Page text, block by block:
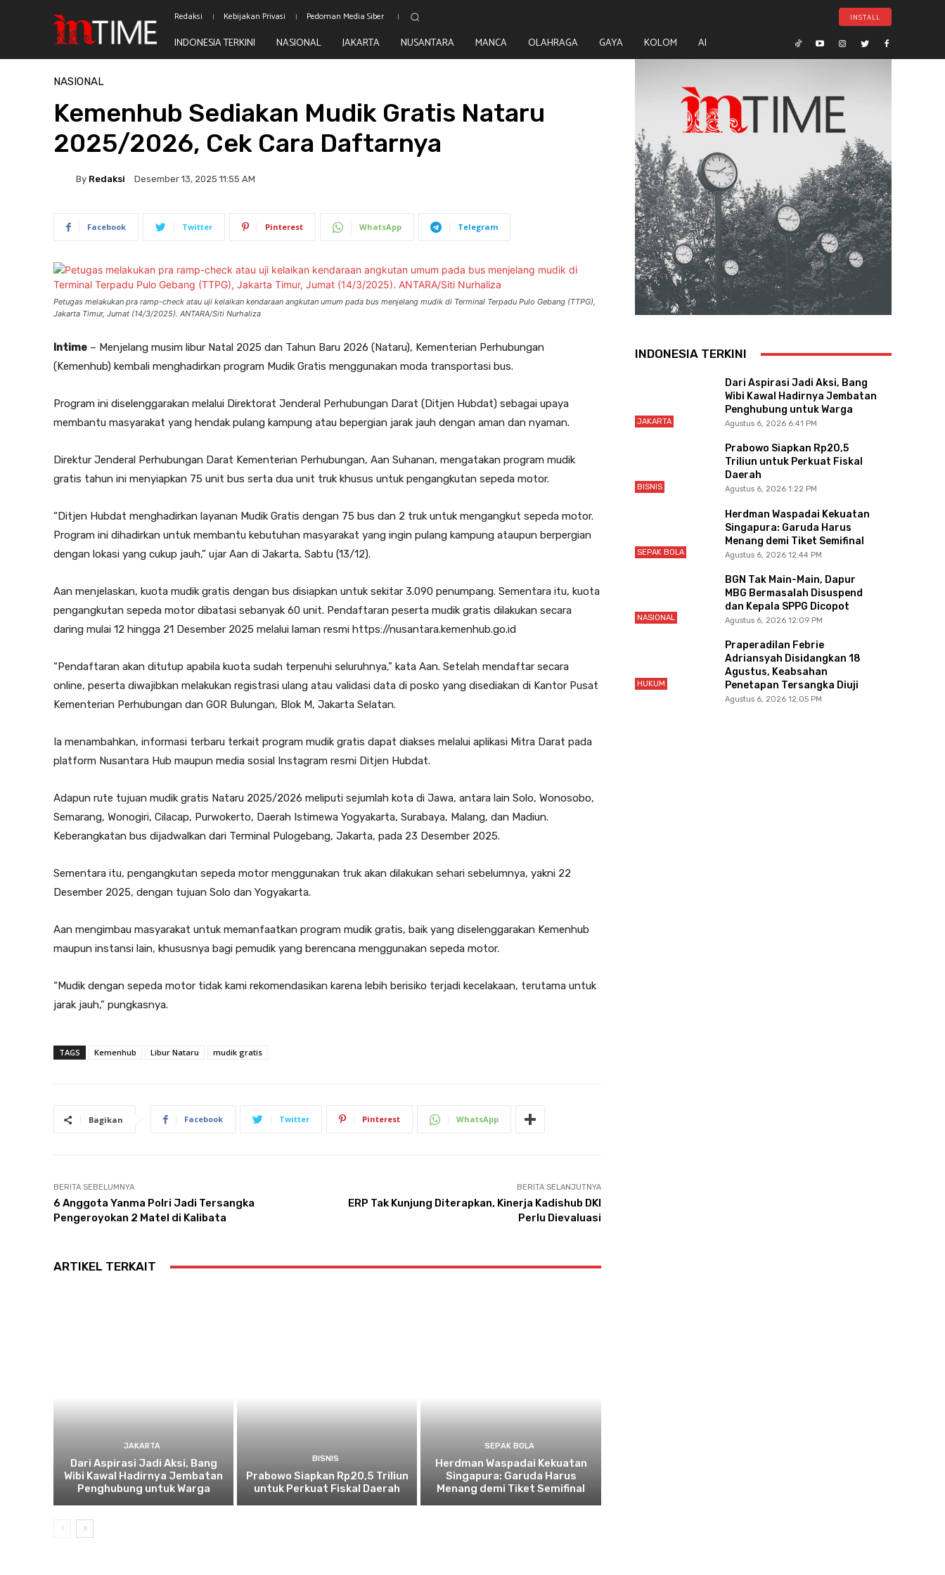
Redaksi Kebijakan Privasi Pedoman Media Siber INSTALL
INDONESIA TERKINI NASIONAL JAKARTA NUSANTARA MANCA OLAHRAGA GAYA KOLOM AI
Beranda Nasional
NASIONAL
Kemenhub Sediakan Mudik Gratis Nataru
2025/2026, Cek Cara Daftarnya
By Redaksi Desember 13, 2025 11:55 AM
Facebook Twitter Pinterest WhatsApp Telegram
Petugas melakukan pra ramp-check atau uji kelaikan kendaraan angkutan umum pada bus menjelang mudik di Terminal Terpadu Pulo Gebang (TTPG),
Jakarta Timur, Jumat (14/3/2025). ANTARA/Siti Nurhaliza
Intime – Menjelang musim libur Natal 2025 dan Tahun Baru 2026 (Nataru), Kementerian Perhubungan
(Kemenhub) kembali menghadirkan program Mudik Gratis menggunakan moda transportasi bus.
Program ini diselenggarakan melalui Direktorat Jenderal Perhubungan Darat (Ditjen Hubdat) sebagai upaya
membantu masyarakat yang hendak pulang kampung atau bepergian jarak jauh dengan aman dan nyaman.
Direktur Jenderal Perhubungan Darat Kementerian Perhubungan, Aan Suhanan, mengatakan program mudik
gratis tahun ini menyiapkan 75 unit bus serta dua unit truk khusus untuk pengangkutan sepeda motor.
“Ditjen Hubdat menghadirkan layanan Mudik Gratis dengan 75 bus dan 2 truk untuk mengangkut sepeda motor.
Program ini dihadirkan untuk membantu kebutuhan masyarakat yang ingin pulang kampung ataupun berpergian
dengan lokasi yang cukup jauh,” ujar Aan di Jakarta, Sabtu (13/12).
Aan menjelaskan, kuota mudik gratis dengan bus disiapkan untuk sekitar 3.090 penumpang. Sementara itu, kuota
pengangkutan sepeda motor dibatasi sebanyak 60 unit. Pendaftaran peserta mudik gratis dilakukan secara
daring mulai 12 hingga 21 Desember 2025 melalui laman resmi https://nusantara.kemenhub.go.id
“Pendaftaran akan ditutup apabila kuota sudah terpenuhi seluruhnya,” kata Aan. Setelah mendaftar secara
online, peserta diwajibkan melakukan registrasi ulang atau validasi data di posko yang disediakan di Kantor Pusat
Kementerian Perhubungan dan GOR Bulungan, Blok M, Jakarta Selatan.
Ia menambahkan, informasi terbaru terkait program mudik gratis dapat diakses melalui aplikasi Mitra Darat pada
platform Nusantara Hub maupun media sosial Instagram resmi Ditjen Hubdat.
Adapun rute tujuan mudik gratis Nataru 2025/2026 meliputi sejumlah kota di Jawa, antara lain Solo, Wonosobo,
Semarang, Wonogiri, Cilacap, Purwokerto, Daerah Istimewa Yogyakarta, Surabaya, Malang, dan Madiun.
Keberangkatan bus dijadwalkan dari Terminal Pulogebang, Jakarta, pada 23 Desember 2025.
Sementara itu, pengangkutan sepeda motor menggunakan truk akan dilakukan sehari sebelumnya, yakni 22
Desember 2025, dengan tujuan Solo dan Yogyakarta.
Aan mengimbau masyarakat untuk memanfaatkan program mudik gratis, baik yang diselenggarakan Kemenhub
maupun instansi lain, khususnya bagi pemudik yang berencana menggunakan sepeda motor.
“Mudik dengan sepeda motor tidak kami rekomendasikan karena lebih berisiko terjadi kecelakaan, terutama untuk
jarak jauh,” pungkasnya.
TAGS Kemenhub Libur Nataru mudik gratis
Bagikan Facebook Twitter Pinterest WhatsApp
BERITA SEBELUMNYA
6 Anggota Yanma Polri Jadi Tersangka
Pengeroyokan 2 Matel di Kalibata
BERITA SELANJUTNYA
ERP Tak Kunjung Diterapkan, Kinerja Kadishub DKI
Perlu Dievaluasi
ARTIKEL TERKAIT
JAKARTA
Dari Aspirasi Jadi Aksi, Bang
Wibi Kawal Hadirnya Jembatan
Penghubung untuk Warga
BISNIS
Prabowo Siapkan Rp20,5 Triliun
untuk Perkuat Fiskal Daerah
SEPAK BOLA
Herdman Waspadai Kekuatan
Singapura: Garuda Harus
Menang demi Tiket Semifinal
INDONESIA TERKINI
JAKARTA
Dari Aspirasi Jadi Aksi, Bang
Wibi Kawal Hadirnya Jembatan
Penghubung untuk Warga
Agustus 6, 2026 6:41 PM
BISNIS
Prabowo Siapkan Rp20,5
Triliun untuk Perkuat Fiskal
Daerah
Agustus 6, 2026 1:22 PM
SEPAK BOLA
Herdman Waspadai Kekuatan
Singapura: Garuda Harus
Menang demi Tiket Semifinal
Agustus 6, 2026 12:44 PM
NASIONAL
BGN Tak Main-Main, Dapur
MBG Bermasalah Disuspend
dan Kepala SPPG Dicopot
Agustus 6, 2026 12:09 PM
HUKUM
Praperadilan Febrie
Adriansyah Disidangkan 18
Agustus, Keabsahan
Penetapan Tersangka Diuji
Agustus 6, 2026 12:05 PM